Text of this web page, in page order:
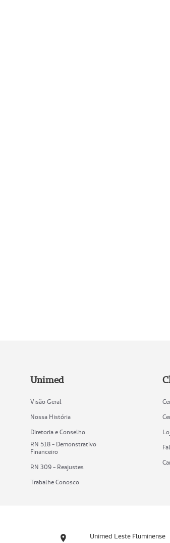
Unimed
Visão Geral
Nossa História
Diretoria e Conselho
RN 518 - Demonstrativo
Financeiro
RN 309 - Reajustes
Trabalhe Conosco
Unimed Leste Fluminense